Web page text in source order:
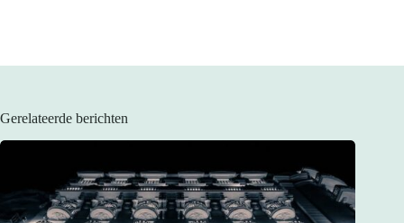
Gerelateerde berichten